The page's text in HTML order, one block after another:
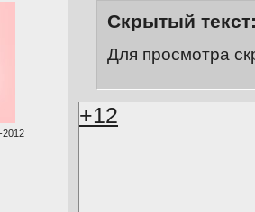
2012
Скрытый
Для просмотра
+12